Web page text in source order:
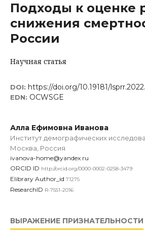
Подходы к оценке
снижения
России
Научная статья
DOI: https://doi.org/10.19181/
EDN: OCWSGE
Алла Ефимовна Иванова
Институт демографических
Москва, Россия
ivanova-home@yandex.ru
ORCID ID http://orcid.org/0000-0002-0258-3479
Elibrary Author_id 71275
ResearchID R-7551-2016
ВЫРАЖЕНИЕ ПРИЗНАТЕЛЬНОСТИ